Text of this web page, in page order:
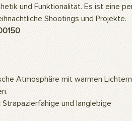
und Funktionalität. Es ist eine
Shootings und Projekte.
Atmosphäre mit warmen
Strapazierfähige und langlebige